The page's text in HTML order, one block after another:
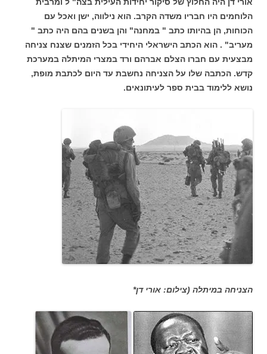
הלוחמים היו חבריו משדה הקרב. הוא נילווה, ישן ואכל עם
הכוחות, הן בהיותו כתב " במחנה" והן בשנים בהם היה כתב "
מעריב" . הוא הכתב הישראלי היחידי בכל הזמנים שצנח צניחה
מבצעית עם חברו הצלם אברהם ורד במצרי המיתלה במערכת
קדש. הכתבה שלו על הצניחה נחשבת עד היום לכתבת מופת,
נושא ללימוד בבית ספר לעיתונאים.
הצניחה במיתלה (צילום: אורי דן*